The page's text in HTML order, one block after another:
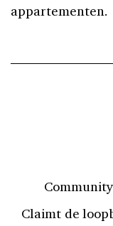
appartementen.
Claimt de